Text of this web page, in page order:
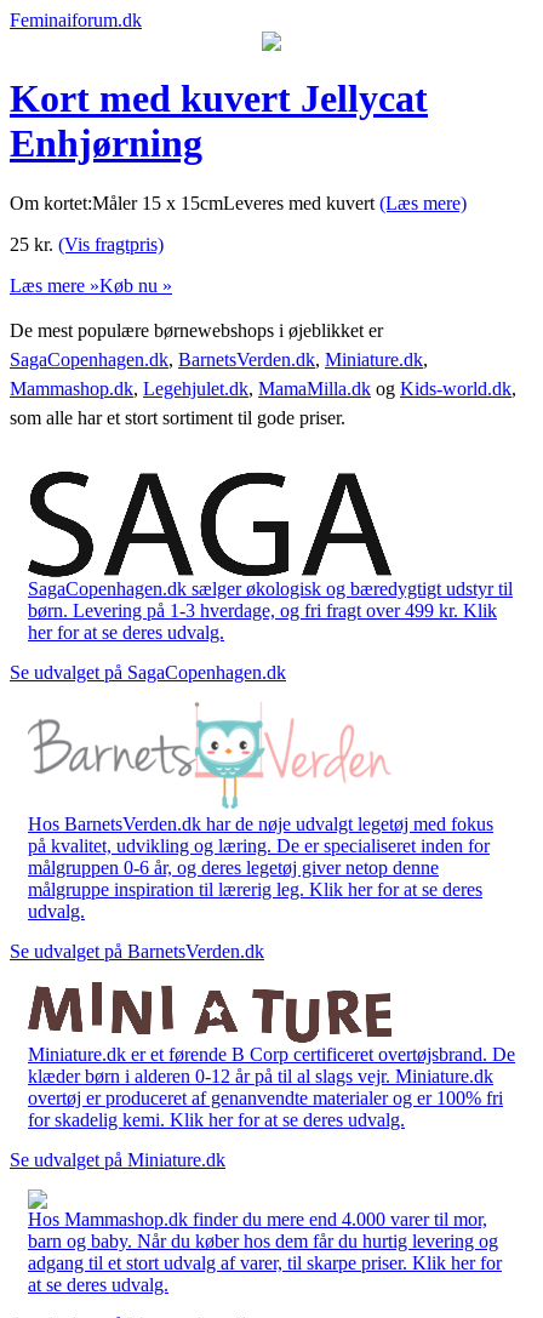
Feminaiforum.dk
Kort med kuvert Jellycat
Enhjørning
Om kortet:Måler 15 x 15cmLeveres med kuvert (Læs mere)
25 kr. (Vis fragtpris)
Læs mere »Køb nu »
De mest populære børnewebshops i øjeblikket er
SagaCopenhagen.dk, BarnetsVerden.dk, Miniature.dk,
Mammashop.dk, Legehjulet.dk, MamaMilla.dk og Kids-world.dk,
som alle har et stort sortiment til gode priser.
SagaCopenhagen.dk sælger økologisk og bæredygtigt udstyr til
børn. Levering på 1-3 hverdage, og fri fragt over 499 kr. Klik
her for at se deres udvalg.
Se udvalget på SagaCopenhagen.dk
Hos BarnetsVerden.dk har de nøje udvalgt legetøj med fokus
på kvalitet, udvikling og læring. De er specialiseret inden for
målgruppen 0-6 år, og deres legetøj giver netop denne
målgruppe inspiration til lærerig leg. Klik her for at se deres
udvalg.
Se udvalget på BarnetsVerden.dk
Miniature.dk er et førende B Corp certificeret overtøjsbrand. De
klæder børn i alderen 0-12 år på til al slags vejr. Miniature.dk
overtøj er produceret af genanvendte materialer og er 100% fri
for skadelig kemi. Klik her for at se deres udvalg.
Se udvalget på Miniature.dk
Hos Mammashop.dk finder du mere end 4.000 varer til mor,
barn og baby. Når du køber hos dem får du hurtig levering og
adgang til et stort udvalg af varer, til skarpe priser. Klik her for
at se deres udvalg.